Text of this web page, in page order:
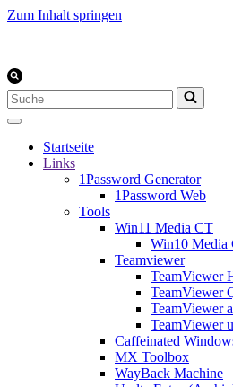
Zum Inhalt springen
Suchen
nach …
Startseite
Links
1Password Generator
1Password Web
Tools
Win11 Media CT
Win10 Media
Teamviewer
TeamViewer
TeamViewer
TeamViewer
TeamViewer
Caffeinated
MX Toolbox
WayBack Machine